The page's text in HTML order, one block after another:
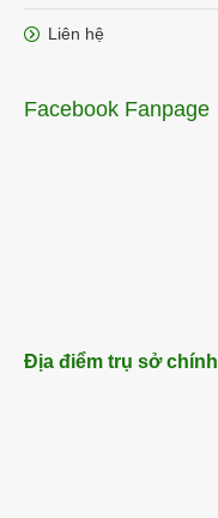
Liên hệ
Facebook Fanpage
Địa điểm trụ sở chính